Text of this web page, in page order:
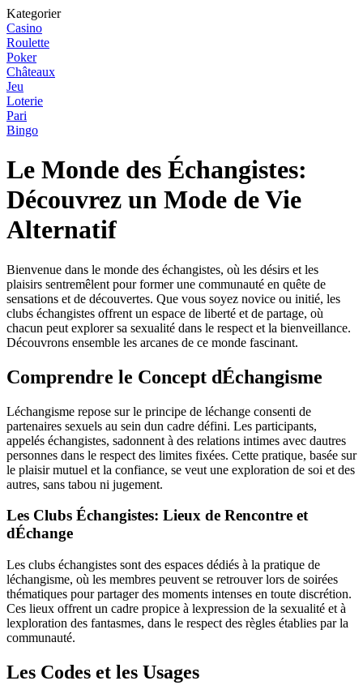
Kategorier
Casino
Roulette
Poker
Châteaux
Jeu
Loterie
Pari
Bingo
Le Monde des Échangistes:
Découvrez un Mode de Vie
Alternatif
Bienvenue dans le monde des échangistes, où les désirs et les
plaisirs sentremêlent pour former une communauté en quête de
sensations et de découvertes. Que vous soyez novice ou initié, les
clubs échangistes offrent un espace de liberté et de partage, où
chacun peut explorer sa sexualité dans le respect et la bienveillance.
Découvrons ensemble les arcanes de ce monde fascinant.
Comprendre le Concept dÉchangisme
Léchangisme repose sur le principe de léchange consenti de
partenaires sexuels au sein dun cadre défini. Les participants,
appelés échangistes, sadonnent à des relations intimes avec dautres
personnes dans le respect des limites fixées. Cette pratique, basée sur
le plaisir mutuel et la confiance, se veut une exploration de soi et des
autres, sans tabou ni jugement.
Les Clubs Échangistes: Lieux de Rencontre et
dÉchange
Les clubs échangistes sont des espaces dédiés à la pratique de
léchangisme, où les membres peuvent se retrouver lors de soirées
thématiques pour partager des moments intenses en toute discrétion.
Ces lieux offrent un cadre propice à lexpression de la sexualité et à
lexploration des fantasmes, dans le respect des règles établies par la
communauté.
Les Codes et les Usages